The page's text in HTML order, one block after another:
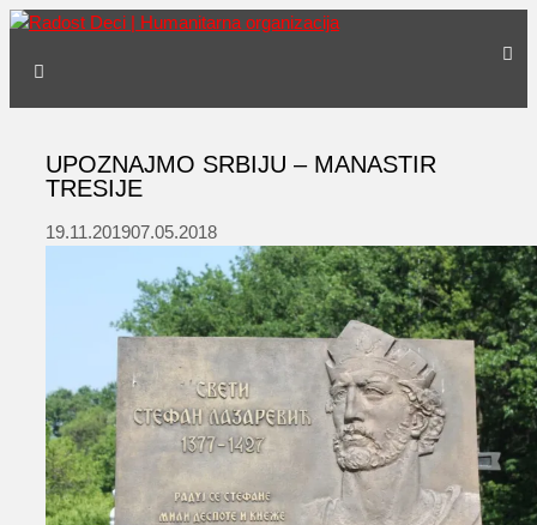
Skip
content
UPOZNAJMO SRBIJU – MANASTIR
TRESIJE
19.11.201907.05.2018